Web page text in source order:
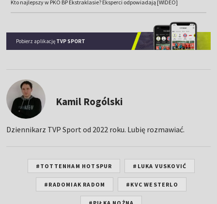
Kto najlepszy w PKO BP Ekstraklasie? Eksperci odpowiadają [WIDEO]
Pobierz aplikację TVP SPORT
Kamil Rogólski
Dziennikarz TVP Sport od 2022 roku. Lubię rozmawiać.
#TOTTENHAM HOTSPUR #LUKA VUSKOVIĆ
#RADOMIAK RADOM #KVC WESTERLO